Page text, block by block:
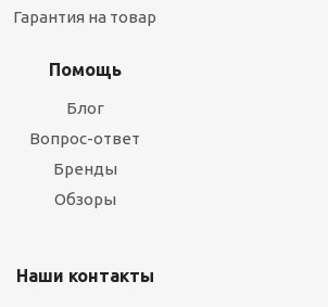
Гарантия на товар
Помощь
Блог
Вопрос-ответ
Бренды
Обзоры
Наши контакты